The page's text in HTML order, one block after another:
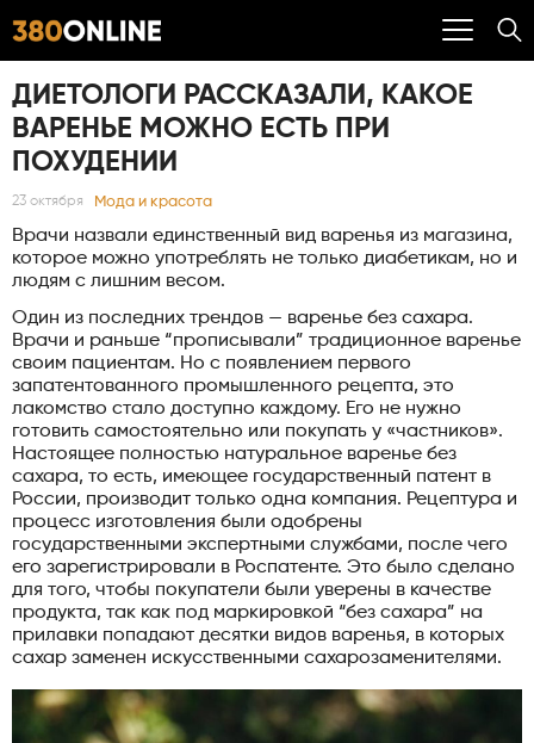
ДИЕТОЛОГИ РАССКАЗАЛИ, КАКОЕ
ВАРЕНЬЕ МОЖНО ЕСТЬ ПРИ
ПОХУДЕНИИ
23 октября Мода и красота
Врачи назвали единственный вид варенья из магазина,
которое можно употреблять не только диабетикам, но и
людям с лишним весом.
Один из последних трендов — варенье без сахара.
Врачи и раньше “прописывали” традиционное варенье
своим пациентам. Но с появлением первого
запатентованного промышленного рецепта, это
лакомство стало доступно каждому. Его не нужно
готовить самостоятельно или покупать у «частников».
Настоящее полностью натуральное варенье без
сахара, то есть, имеющее государственный патент в
России, производит только одна компания. Рецептура и
процесс изготовления были одобрены
государственными экспертными службами, после чего
его зарегистрировали в Роспатенте. Это было сделано
для того, чтобы покупатели были уверены в качестве
продукта, так как под маркировкой “без сахара” на
прилавки попадают десятки видов варенья, в которых
сахар заменен искусственными сахарозаменителями.